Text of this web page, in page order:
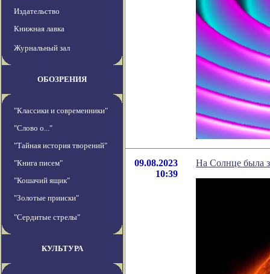
Издательство
Книжная лавка
Журнальный зал
ОБОЗРЕНИЯ
"Классики и современники"
"Слово о..."
"Тайная история творений"
"Книга писем"
"Кошачий ящик"
"Золотые прииски"
"Сердитые стрелы"
КУЛЬТУРА
09.08.2023
10:39
На Солнце была